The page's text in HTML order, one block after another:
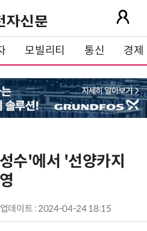
모빌리티 통신 경제
수'에서 '선양카지
업데이트 : 2024-04-24 18:15